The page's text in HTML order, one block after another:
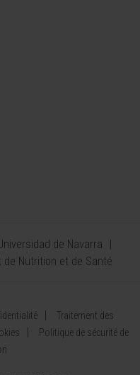
de Navarra
de Nutrition et de Santé
Traitement des
Politique de sécurité de